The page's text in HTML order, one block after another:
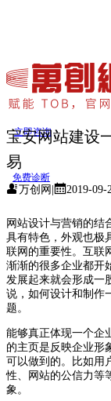
立即咨询
免费诊断
宝安网站建设
易
万创网 2019-09-
网站设计与营销的结
具有特色，外观也极
联网的重要性。互联
渐渐的很多企业都开
发展起来就会形成一
说，如何设计和制作
题。
能够真正体现一个企
的主页是反映企业形
可以做到的。比如用
性、网站的公信力等
象。